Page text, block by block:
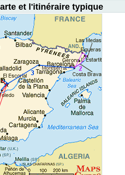
et l'itinéraire typique